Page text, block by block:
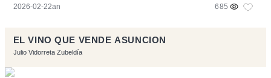
2026-02-22an 685
EL VINO QUE VENDE ASUNCION
Julio Vidorreta Zubeldía